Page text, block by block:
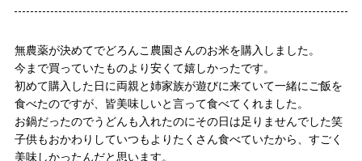
無農薬が決めてでどろんこ農園さんのお米を購入しました。
今まで買っていたものより安くて嬉しかったです。
初めて購入した日に両親と姉家族が遊びに来ていて一緒にご飯を
食べたのですが、皆美味しいと言って食べてくれました。
お鍋だったのでうどんも入れたのにその日は足りませんでした笑
子供もおかわりしていつもよりたくさん食べていたから、すごく
美味しかったんだと思います。